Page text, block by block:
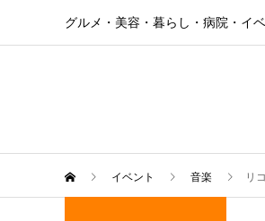
グルメ・美容・暮らし・病院・イ
イベント 音楽 リ